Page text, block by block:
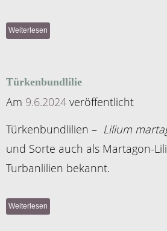
Weiterlesen
Türkenbundlilie
Am 9.6.2024 veröffentlicht
Türkenbundlilien – Lilium
und Sorte auch als Martagon-
Turbanlilien bekannt.
Weiterlesen